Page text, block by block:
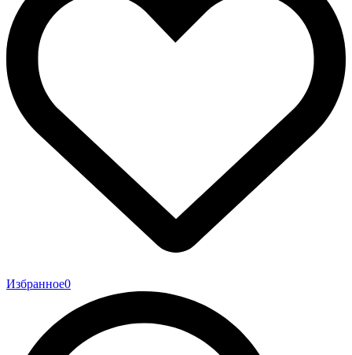
Избранное0